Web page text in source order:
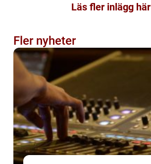
Läs fler inlägg här
Fler nyheter